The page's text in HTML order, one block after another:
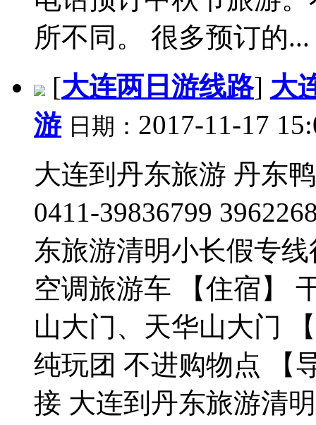
所不同。 很多预订的...
[大连两日游线路] 大
游 日期： 2017-11-17
大连到丹东旅游 丹东
0411-39836799
东旅游清明小长假专
空调旅游车 【住宿】
山大门、天华山大门
纯玩团 不进购物点 【
接 大连到丹东旅游清